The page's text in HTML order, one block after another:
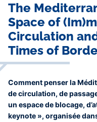
The
Space of
Circulation
Times of
Comment penser la
de circulation, de
un espace de blocage,
keynote », organisée